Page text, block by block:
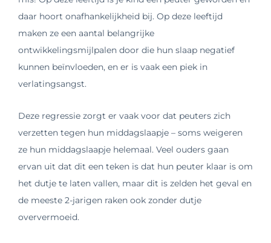
daar hoort onafhankelijkheid bij. Op deze leeftijd
maken ze een aantal belangrijke
ontwikkelingsmijlpalen door die hun slaap negatief
kunnen beïnvloeden, en er is vaak een piek in
verlatingsangst.
Deze regressie zorgt er vaak voor dat peuters zich
verzetten tegen hun middagslaapje – soms weigeren
ze hun middagslaapje helemaal. Veel ouders gaan
ervan uit dat dit een teken is dat hun peuter klaar is om
het dutje te laten vallen, maar dit is zelden het geval en
de meeste 2-jarigen raken ook zonder dutje
oververmoeid.